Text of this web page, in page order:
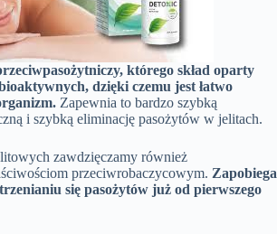
którego skład oparty
dzięki czemu jest łatwo
Zapewnia to bardzo szybką
i szybką eliminację pasożytów w jelitach.
zawdzięczamy również
przeciwrobaczycowym. Zapobiega
się pasożytów już od pierwszego